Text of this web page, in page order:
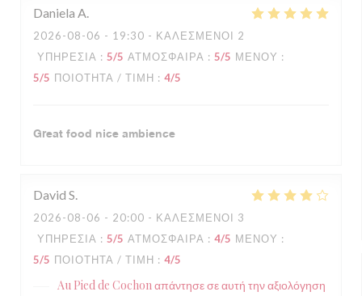
Daniela A
2026-08-06 - 19:30 - ΚΑΛΕΣΜΈΝΟΙ 2
ΥΠΗΡΕΣΊΑ : 5/5 ΑΤΜΌΣΦΑΙΡΑ : 5/5 ΜΕΝΟΎ :
5/5 ΠΟΙΌΤΗΤΑ / ΤΙΜΉ : 4/5
Great food nice ambience
David S
2026-08-06 - 20:00 - ΚΑΛΕΣΜΈΝΟΙ 3
ΥΠΗΡΕΣΊΑ : 5/5 ΑΤΜΌΣΦΑΙΡΑ : 4/5 ΜΕΝΟΎ :
5/5 ΠΟΙΌΤΗΤΑ / ΤΙΜΉ : 4/5
Au Pied de Cochonαπάντησε σε αυτή την αξιολόγηση